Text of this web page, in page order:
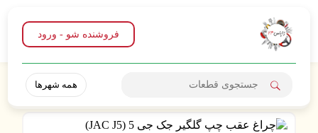
فروشنده شو - ورود
همه شهرها